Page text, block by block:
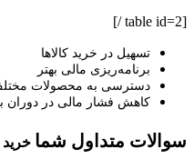
[table id=2 /]
تسهیل در خرید کالاها
برنامه‌ریزی مالی بهتر
دسترسی به محصولات
کاهش فشار مالی در دوران
سوالات متداول شما